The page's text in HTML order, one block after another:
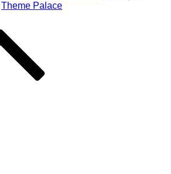
Theme Palace